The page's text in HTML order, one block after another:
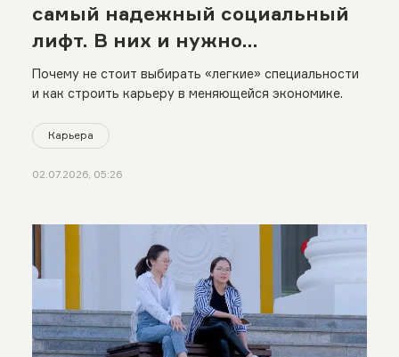
самый надежный социальный
лифт. В них и нужно
вкладываться»
Почему не стоит выбирать «легкие» специальности
и как строить карьеру в меняющейся экономике.
Карьера
02.07.2026, 05:26